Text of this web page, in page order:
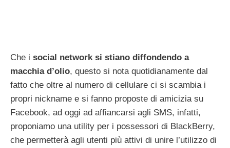
Che i social network si stiano diffondendo a
macchia d’olio, questo si nota quotidianamente dal
fatto che oltre al numero di cellulare ci si scambia i
propri nickname e si fanno proposte di amicizia su
Facebook, ad oggi ad affiancarsi agli SMS, infatti,
proponiamo una utility per i possessori di BlackBerry,
che permetterà agli utenti più attivi di unire l’utilizzo di